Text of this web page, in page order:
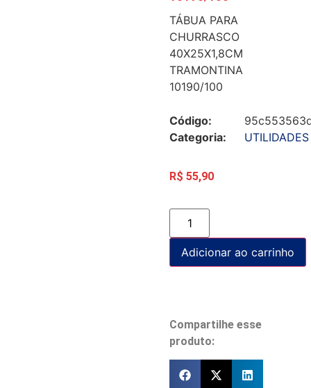
TÁBUA PARA
CHURRASCO
40X25X1,8CM
TRAMONTINA
10190/100
Código:
Categoria:
UTILIDADES
R$ 55,90
Adicionar ao carrinho
Compartilhe esse
produto: